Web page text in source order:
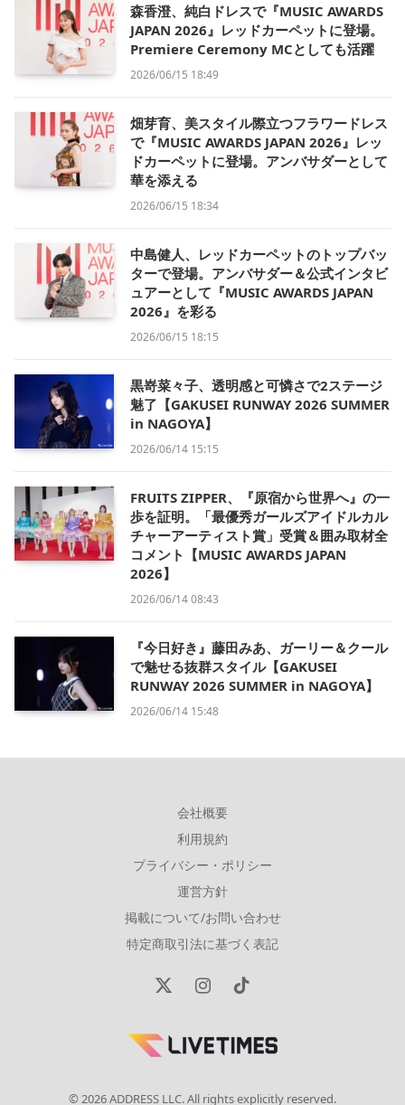
森香澄、純白ドレスで『MUSIC AWARDS
JAPAN 2026』レッドカーペットに登場。
Premiere Ceremony MCとしても活躍
2026/06/15 18:49
畑芽育、美スタイル際立つフラワードレス
で『MUSIC AWARDS JAPAN 2026』レッ
ドカーペットに登場。アンバサダーとして
華を添える
2026/06/15 18:34
中島健人、レッドカーペットのトップバッ
ターで登場。アンバサダー＆公式インタビ
ュアーとして『MUSIC AWARDS JAPAN
2026』を彩る
2026/06/15 18:15
黒嵜菜々子、透明感と可憐さで2ステージ
魅了【GAKUSEI RUNWAY 2026 SUMMER
in NAGOYA】
2026/06/14 15:15
FRUITS ZIPPER、『原宿から世界へ』の一
歩を証明。「最優秀ガールズアイドルカル
チャーアーティスト賞」受賞＆囲み取材全
コメント【MUSIC AWARDS JAPAN
2026】
2026/06/14 08:43
『今日好き』藤田みあ、ガーリー＆クール
で魅せる抜群スタイル【GAKUSEI
RUNWAY 2026 SUMMER in NAGOYA】
2026/06/14 15:48
会社概要
利用規約
プライバシー・ポリシー
運営方針
掲載について/お問い合わせ
特定商取引法に基づく表記
X
InstagramTikTok
© 2026 ADDRESS LLC. All rights explicitly reserved.